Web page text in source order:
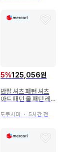
5%125,056원
반팔 셔츠 패턴 셔츠
아트 패턴 올 패턴 레
구제 의류
도쿠시마 ・5시간 전